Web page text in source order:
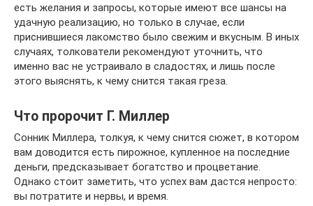
есть желания и запросы, которые имеют все шансы на
удачную реализацию, но только в случае, если
приснившиеся лакомство было свежим и вкусным. В иных
случаях, толкователи рекомендуют уточнить, что
именно вас не устраивало в сладостях, и лишь после
этого выяснять, к чему снится такая греза.
Что пророчит Г. Миллер
Сонник Миллера, толкуя, к чему снится сюжет, в котором
вам доводится есть пирожное, купленное на последние
деньги, предсказывает богатство и процветание.
Однако стоит заметить, что успех вам дастся непросто:
вы потратите и нервы, и время.